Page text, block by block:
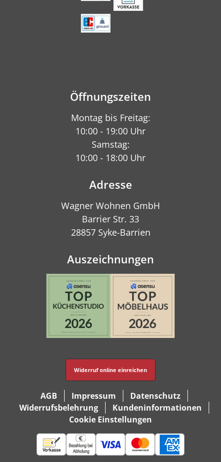
Öffnungszeiten
Montag bis Freitag:
10:00 - 19:00 Uhr
Samstag:
10:00 - 18:00 Uhr
Adresse
Wagner Wohnen GmbH
Barrier Str. 33
28857 Syke-Barrien
Auszeichnungen
Widerruf online einreichen
AGB Impressum
Datenschutz
Widerrufsbelehrung
Kundeninformationen
Cookie Einstellungen